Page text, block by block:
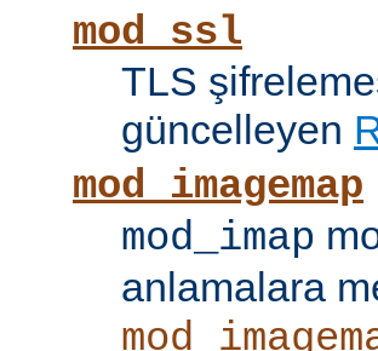
mod_ssl
TLS
güncelleyen
mod_imagemap
mod_imap
anlamalara